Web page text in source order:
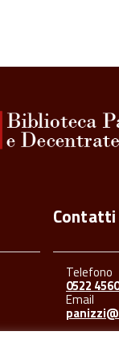
Contatti
Telefono
0522
Email